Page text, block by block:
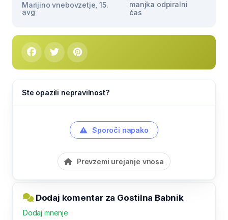
Marijino vnebovzetje, 15.
avg
manjka odpiralni
čas
Ste opazili nepravilnost?
Sporoči napako
Prevzemi urejanje vnosa
Dodaj komentar za Gostilna Babnik
Dodaj mnenje